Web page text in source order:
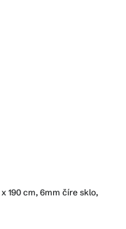
190 cm, 6mm číre sklo,